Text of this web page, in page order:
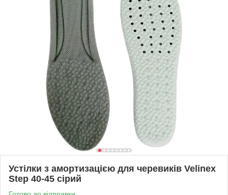
Устілки з амортизацією для черевиків Velinex
Step 40-45 сірий